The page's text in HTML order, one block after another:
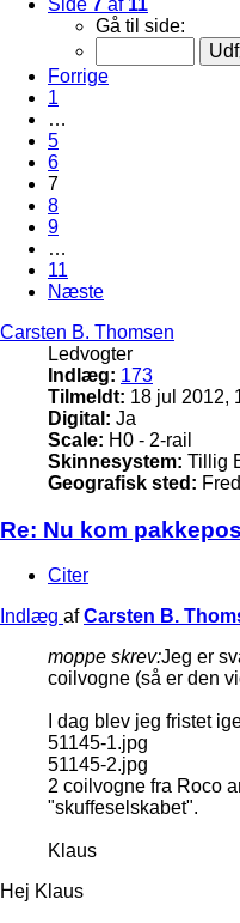
Gå til side:
Forrige
1
…
5
6
7
8
9
…
11
Næste
Carsten B. Thomsen
Ledvogter
Indlæg: 173
Tilmeldt: 18 jul 2012,
Digital: Ja
Scale: H0 - 2-rail
Skinnesystem: Tillig
Geografisk sted:
Re: Nu kom
Citer
Indlæg afCarsten B.
moppe skrev:Jeg er
coilvogne (så er den
I dag blev jeg fristet
51145-1.jpg
51145-2.jpg
2 coilvogne fra Roco
"skuffeselskabet".
Klaus
Hej Klaus